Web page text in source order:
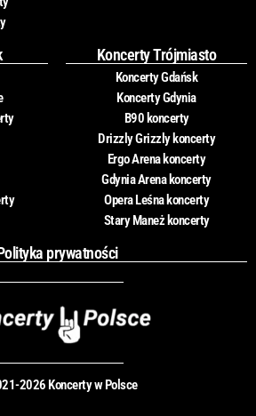
Koncerty Trójmiasto
Koncerty Gdańsk
Koncerty Gdynia
B90 koncerty
Drizzly Grizzly koncerty
Ergo Arena koncerty
Gdynia Arena koncerty
Opera Leśna koncerty
Stary Maneż koncerty
prywatności
2026 Koncerty w Polsce